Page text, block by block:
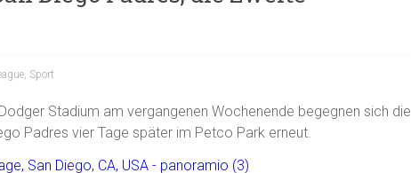
Sport
Stadium am vergangenen Wochenende begegnen sich die
Padres vier Tage später im Petco Park erneut.